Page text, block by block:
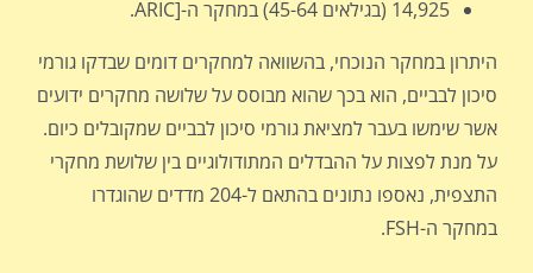
14,925 (בגילאים 45-64) במחקר ה-[ARIC.
היתרון במחקר הנוכחי, בהשוואה למחקרים דומים שבדקו גורמי
סיכון לבביים, הוא בכך שהוא מבוסס על שלושה מחקרים ידועים
אשר שימשו בעבר למציאת גורמי סיכון לבביים שמקובלים כיום.
על מנת לפצות על ההבדלים המתודולוגיים בין שלושת מחקרי
התצפית, נאספו נתונים בהתאם ל-204 מדדים שהוגדרו
במחקר ה-FSH.